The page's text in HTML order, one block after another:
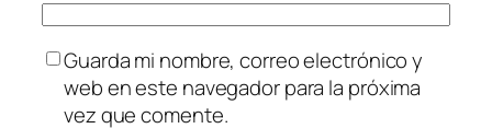
Guarda mi nombre, correo electrónico y
web en este navegador para la próxima
vez que comente.